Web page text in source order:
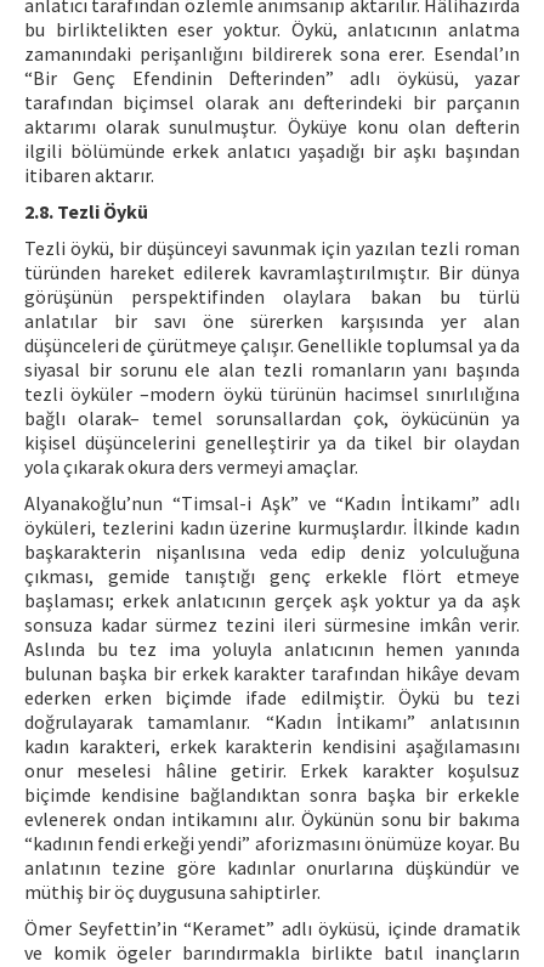
anlatıcı tarafından özlemle anımsanıp aktarılır. Hâlihazırda
bu birliktelikten eser yoktur. Öykü, anlatıcının anlatma
zamanındaki perişanlığını bildirerek sona erer. Esendal’ın
“Bir Genç Efendinin Defterinden” adlı öyküsü, yazar
tarafından biçimsel olarak anı defterindeki bir parçanın
aktarımı olarak sunulmuştur. Öyküye konu olan defterin
ilgili bölümünde erkek anlatıcı yaşadığı bir aşkı başından
itibaren aktarır.
2.8. Tezli Öykü
Tezli öykü, bir düşünceyi savunmak için yazılan tezli roman
türünden hareket edilerek kavramlaştırılmıştır. Bir dünya
görüşünün perspektifinden olaylara bakan bu türlü
anlatılar bir savı öne sürerken karşısında yer alan
düşünceleri de çürütmeye çalışır. Genellikle toplumsal ya da
siyasal bir sorunu ele alan tezli romanların yanı başında
tezli öyküler –modern öykü türünün hacimsel sınırlılığına
bağlı olarak– temel sorunsallardan çok, öykücünün ya
kişisel düşüncelerini genelleştirir ya da tikel bir olaydan
yola çıkarak okura ders vermeyi amaçlar.
Alyanakoğlu’nun “Timsal-i Aşk” ve “Kadın İntikamı” adlı
öyküleri, tezlerini kadın üzerine kurmuşlardır. İlkinde kadın
başkarakterin nişanlısına veda edip deniz yolculuğuna
çıkması, gemide tanıştığı genç erkekle flört etmeye
başlaması; erkek anlatıcının gerçek aşk yoktur ya da aşk
sonsuza kadar sürmez tezini ileri sürmesine imkân verir.
Aslında bu tez ima yoluyla anlatıcının hemen yanında
bulunan başka bir erkek karakter tarafından hikâye devam
ederken erken biçimde ifade edilmiştir. Öykü bu tezi
doğrulayarak tamamlanır. “Kadın İntikamı” anlatısının
kadın karakteri, erkek karakterin kendisini aşağılamasını
onur meselesi hâline getirir. Erkek karakter koşulsuz
biçimde kendisine bağlandıktan sonra başka bir erkekle
evlenerek ondan intikamını alır. Öykünün sonu bir bakıma
“kadının fendi erkeği yendi” aforizmasını önümüze koyar. Bu
anlatının tezine göre kadınlar onurlarına düşkündür ve
müthiş bir öç duygusuna sahiptirler.
Ömer Seyfettin’in “Keramet” adlı öyküsü, içinde dramatik
ve komik ögeler barındırmakla birlikte batıl inançların